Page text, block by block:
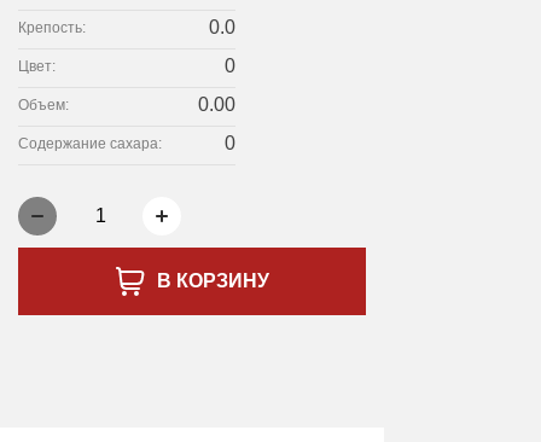
Крепость: 0.0
Цвет: 0
Объем: 0.00
Содержание сахара: 0
1
В КОРЗИНУ